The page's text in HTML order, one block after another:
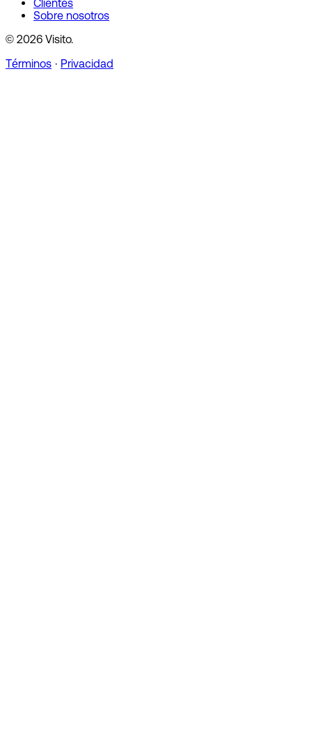
Clientes
Sobre nosotros
© 2026 Visito.
Términos · Privacidad